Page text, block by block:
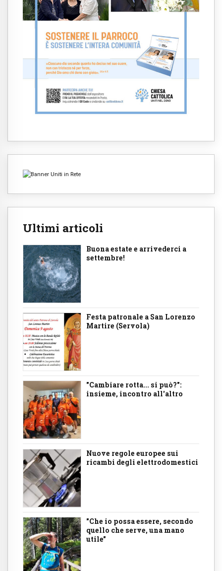
Ultimi articoli
Buona estate e arrivederci a
settembre!
Festa patronale a San Lorenzo
Martire (Servola)
"Cambiare rotta... si può?":
insieme, incontro all'altro
Nuove regole europee sui
ricambi degli elettrodomestici
"Che io possa essere, secondo
quello che serve, una mano
utile"